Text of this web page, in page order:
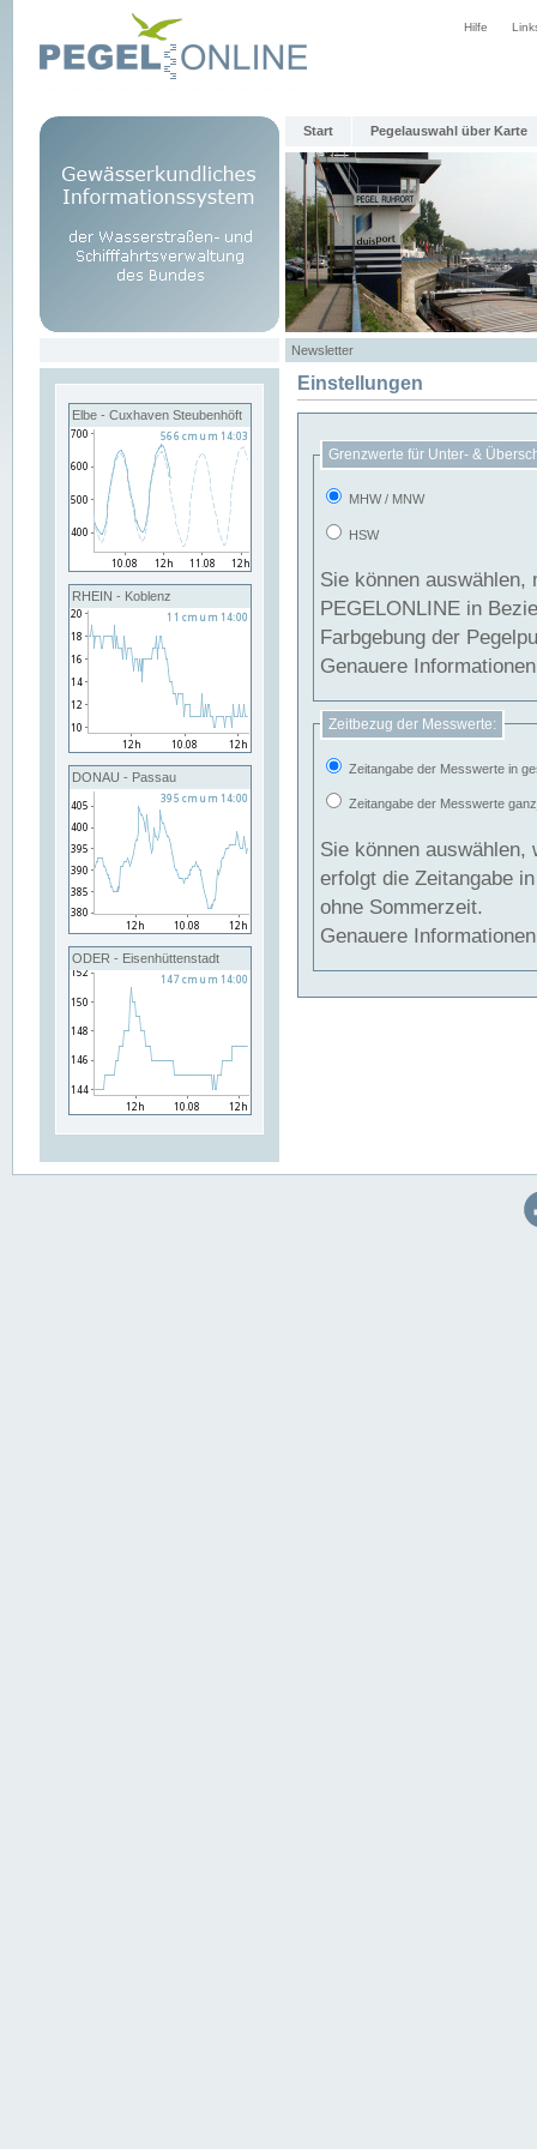
Hilfe
Start Pegelauswahl über Karte
Newsletter
Elbe - Cuxhaven Steubenhöft
RHEIN - Koblenz
DONAU - Passau
ODER - Eisenhüttenstadt
Einstellungen
Grenzwerte für Unter- &
MHW / MNW
HSW
Sie können
PEGELONLINE in Beziehung
Farbgebung der
Genauere
Zeitbezug der Messwerte:
Zeitangabe der Messwerte in
Zeitangabe der Messwerte
Sie können auswählen,
erfolgt die Zeitangabe
ohne Sommerzeit.
Genauere